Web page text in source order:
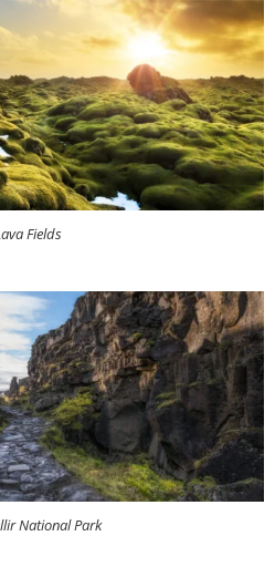
Fields
National Park